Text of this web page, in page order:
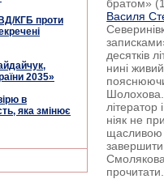
КГБ проти
2035»
в
яка змінює
братом»
Василя
десятків
нині
Шолохова.
ніяк не
щасливою
прочитати.